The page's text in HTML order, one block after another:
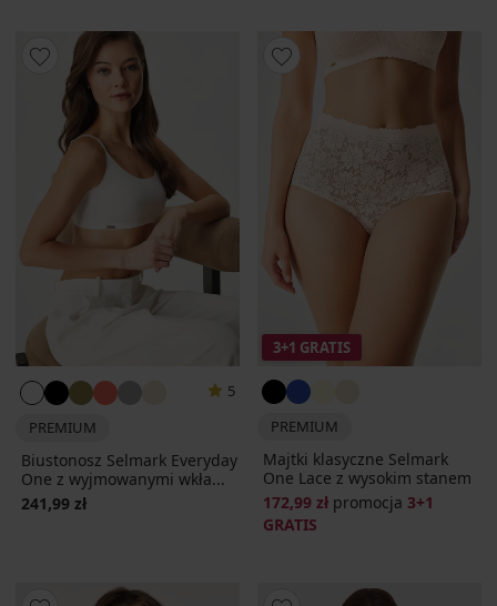
5
PREMIUM
Biustonosz Selmark Everyday
One z wyjmowanymi wkła...
241,99 zł
3+1 GRATIS
PREMIUM
Majtki klasyczne Selmark
One Lace z wysokim stanem
172,99 zł promocja 3+1
GRATIS